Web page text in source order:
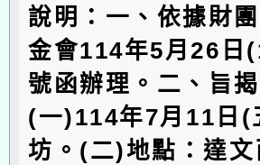
說明：一、依據財
金會114年5月26日
號函辦理。二、旨
(一)114年7月11日(
坊。(二)地點：達